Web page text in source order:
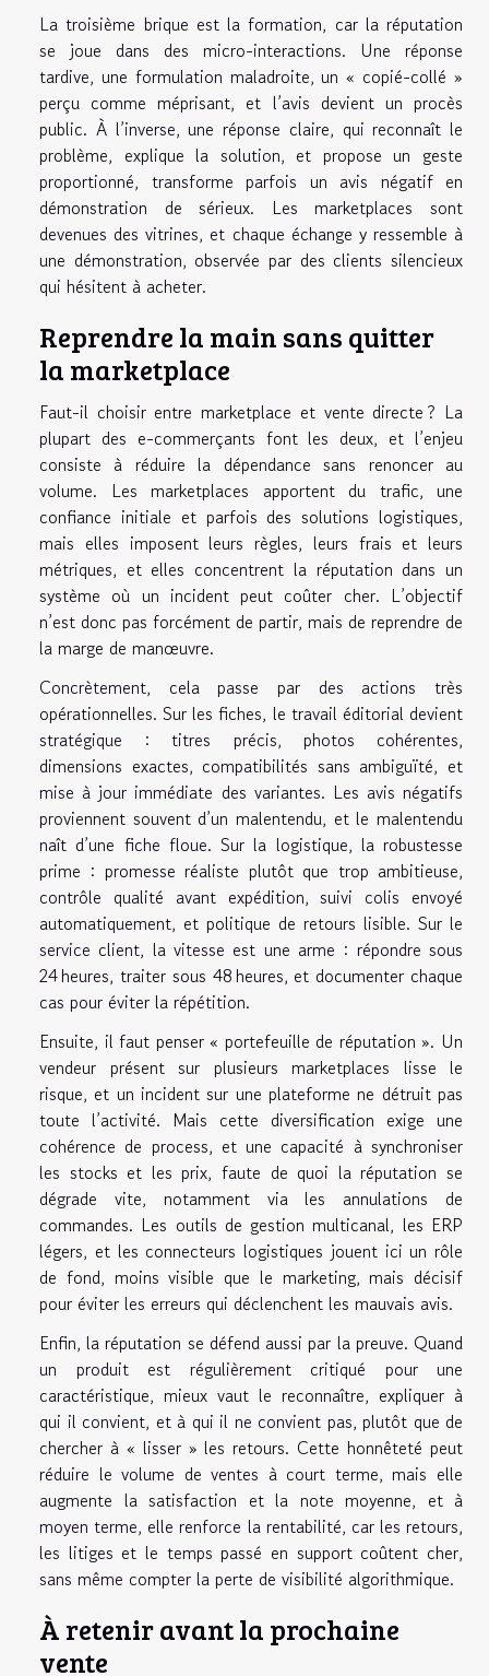
La troisième brique est la formation, car la réputation
se joue dans des micro-interactions. Une réponse
tardive, une formulation maladroite, un « copié-collé »
perçu comme méprisant, et l’avis devient un procès
public. À l’inverse, une réponse claire, qui reconnaît le
problème, explique la solution, et propose un geste
proportionné, transforme parfois un avis négatif en
démonstration de sérieux. Les marketplaces sont
devenues des vitrines, et chaque échange y ressemble à
une démonstration, observée par des clients silencieux
qui hésitent à acheter.
Reprendre la main sans quitter
la marketplace
Faut-il choisir entre marketplace et vente directe ? La
plupart des e-commerçants font les deux, et l’enjeu
consiste à réduire la dépendance sans renoncer au
volume. Les marketplaces apportent du trafic, une
confiance initiale et parfois des solutions logistiques,
mais elles imposent leurs règles, leurs frais et leurs
métriques, et elles concentrent la réputation dans un
système où un incident peut coûter cher. L’objectif
n’est donc pas forcément de partir, mais de reprendre de
la marge de manœuvre.
Concrètement, cela passe par des actions très
opérationnelles. Sur les fiches, le travail éditorial devient
stratégique : titres précis, photos cohérentes,
dimensions exactes, compatibilités sans ambiguïté, et
mise à jour immédiate des variantes. Les avis négatifs
proviennent souvent d’un malentendu, et le malentendu
naît d’une fiche floue. Sur la logistique, la robustesse
prime : promesse réaliste plutôt que trop ambitieuse,
contrôle qualité avant expédition, suivi colis envoyé
automatiquement, et politique de retours lisible. Sur le
service client, la vitesse est une arme : répondre sous
24 heures, traiter sous 48 heures, et documenter chaque
cas pour éviter la répétition.
Ensuite, il faut penser « portefeuille de réputation ». Un
vendeur présent sur plusieurs marketplaces lisse le
risque, et un incident sur une plateforme ne détruit pas
toute l’activité. Mais cette diversification exige une
cohérence de process, et une capacité à synchroniser
les stocks et les prix, faute de quoi la réputation se
dégrade vite, notamment via les annulations de
commandes. Les outils de gestion multicanal, les ERP
légers, et les connecteurs logistiques jouent ici un rôle
de fond, moins visible que le marketing, mais décisif
pour éviter les erreurs qui déclenchent les mauvais avis.
Enfin, la réputation se défend aussi par la preuve. Quand
un produit est régulièrement critiqué pour une
caractéristique, mieux vaut le reconnaître, expliquer à
qui il convient, et à qui il ne convient pas, plutôt que de
chercher à « lisser » les retours. Cette honnêteté peut
réduire le volume de ventes à court terme, mais elle
augmente la satisfaction et la note moyenne, et à
moyen terme, elle renforce la rentabilité, car les retours,
les litiges et le temps passé en support coûtent cher,
sans même compter la perte de visibilité algorithmique.
À retenir avant la prochaine
vente